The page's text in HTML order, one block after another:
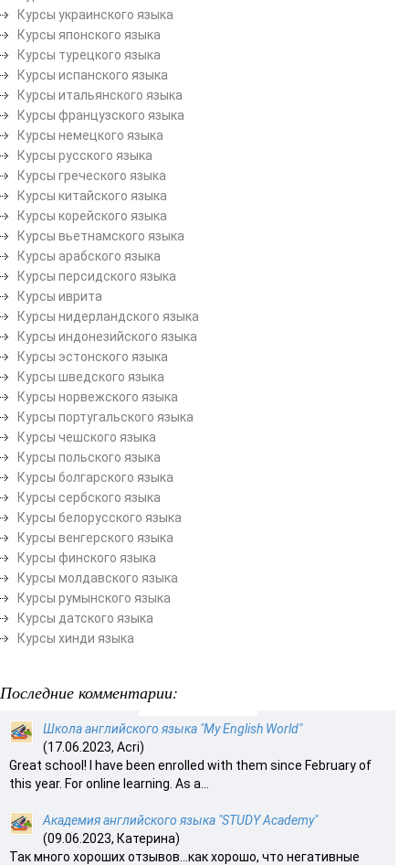
Курсы украинского языка
Курсы японского языка
Курсы турецкого языка
Курсы испанского языка
Курсы итальянского языка
Курсы французского языка
Курсы немецкого языка
Курсы русского языка
Курсы греческого языка
Курсы китайского языка
Курсы корейского языка
Курсы вьетнамского языка
Курсы арабского языка
Курсы персидского языка
Курсы иврита
Курсы нидерландского языка
Курсы индонезийского языка
Курсы эстонского языка
Курсы шведского языка
Курсы норвежского языка
Курсы португальского языка
Курсы чешского языка
Курсы польского языка
Курсы болгарского языка
Курсы сербского языка
Курсы белорусского языка
Курсы венгерского языка
Курсы финского языка
Курсы молдавского языка
Курсы румынского языка
Курсы датского языка
Курсы хинди языка
Последние комментарии:
Школа английского языка "My English World"
(17.06.2023, Acri)
Great school! I have been enrolled with them since February of
this year. For online learning. As a...
Академия английского языка "STUDY Academy"
(09.06.2023, Катерина)
Так много хороших отзывов…как хорошо, что негативные